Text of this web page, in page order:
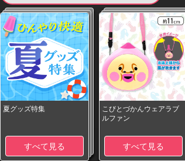
夏グッズ特集
すべて見る
こびとづかんウェアラブ
ルファン
すべて見る